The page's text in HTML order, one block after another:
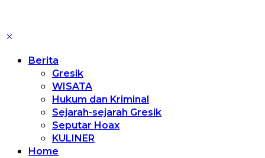
Berita
Gresik
WISATA
Hukum dan Kriminal
Sejarah-sejarah Gresik
Seputar Hoax
KULINER
Home